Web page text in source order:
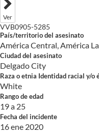
Ver
VVB0905-5285
País/territorio del asesinato
América Central, América
Ciudad del asesinato
Delgado City
Raza o etnia Identidad racial y/o
White
Rango de edad
19 a 25
Fecha del incidente
16 ene 2020